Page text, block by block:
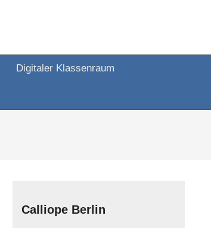
Digitaler Klassenraum
Calliope Berlin